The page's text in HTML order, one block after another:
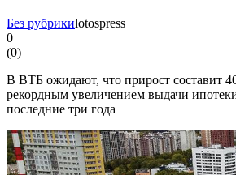
Без рубрикиlotospress
0
(0)
В ВТБ ожидают, что прирост составит
рекордным увеличением выдачи
последние три года